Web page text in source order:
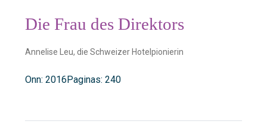
Die Frau des Direktors
Annelise Leu, die Schweizer Hotelpionierin
Onn: 2016 Paginas: 240